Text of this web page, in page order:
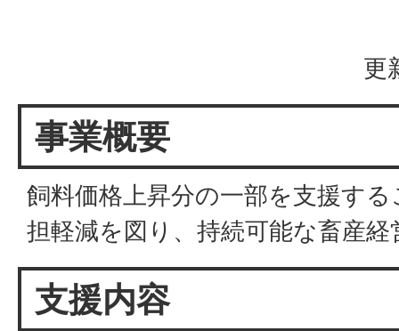
更
事業概要
飼料価格上昇分の一部を支援す
担軽減を図り、持続可能な畜産
支援内容